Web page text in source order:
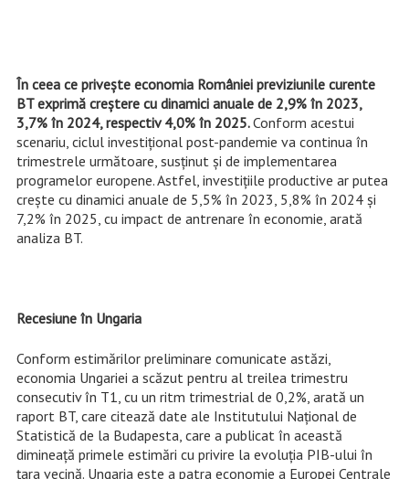
În ceea ce privește economia României previziunile curente
BT exprimă creștere cu dinamici anuale de 2,9% în 2023,
3,7% în 2024, respectiv 4,0% în 2025.Conform acestui
scenariu, ciclul investițional post-pandemie va continua în
trimestrele următoare, susținut și de implementarea
programelor europene. Astfel, investițiile productive ar putea
crește cu dinamici anuale de 5,5% în 2023, 5,8% în 2024 și
7,2% în 2025, cu impact de antrenare în economie, arată
analiza BT.
Recesiune în Ungaria
Conform estimărilor preliminare comunicate astăzi,
economia Ungariei a scăzut pentru al treilea trimestru
consecutiv în T1, cu un ritm trimestrial de 0,2%, arată un
raport BT, care citează date ale Institutului Național de
Statistică de la Budapesta, care a publicat în această
dimineață primele estimări cu privire la evoluția PIB-ului în
țara vecină. Ungaria este a patra economie a Europei Centrale